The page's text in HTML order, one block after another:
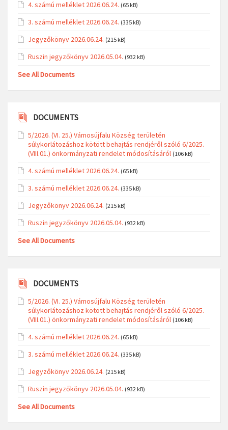
4. számú melléklet 2026.06.24. (65 kB)
3. számú melléklet 2026.06.24. (335 kB)
Jegyzőkönyv 2026.06.24. (215 kB)
Ruszin jegyzőkönyv 2026.05.04. (932 kB)
See All Documents
DOCUMENTS
5/2026. (VI. 25.) Vámosújfalu Község területén
súlykorlátozáshoz kötött behajtás rendjéről szóló 6/2025.
(VIII.01.) önkormányzati rendelet módosításáról (106 kB)
4. számú melléklet 2026.06.24. (65 kB)
3. számú melléklet 2026.06.24. (335 kB)
Jegyzőkönyv 2026.06.24. (215 kB)
Ruszin jegyzőkönyv 2026.05.04. (932 kB)
See All Documents
DOCUMENTS
5/2026. (VI. 25.) Vámosújfalu Község területén
súlykorlátozáshoz kötött behajtás rendjéről szóló 6/2025.
(VIII.01.) önkormányzati rendelet módosításáról (106 kB)
4. számú melléklet 2026.06.24. (65 kB)
3. számú melléklet 2026.06.24. (335 kB)
Jegyzőkönyv 2026.06.24. (215 kB)
Ruszin jegyzőkönyv 2026.05.04. (932 kB)
See All Documents